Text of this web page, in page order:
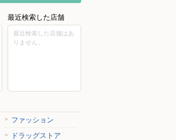
最近検索した店舗
最近検索した店舗はあ
りません。
ファッション
ドラッグストア